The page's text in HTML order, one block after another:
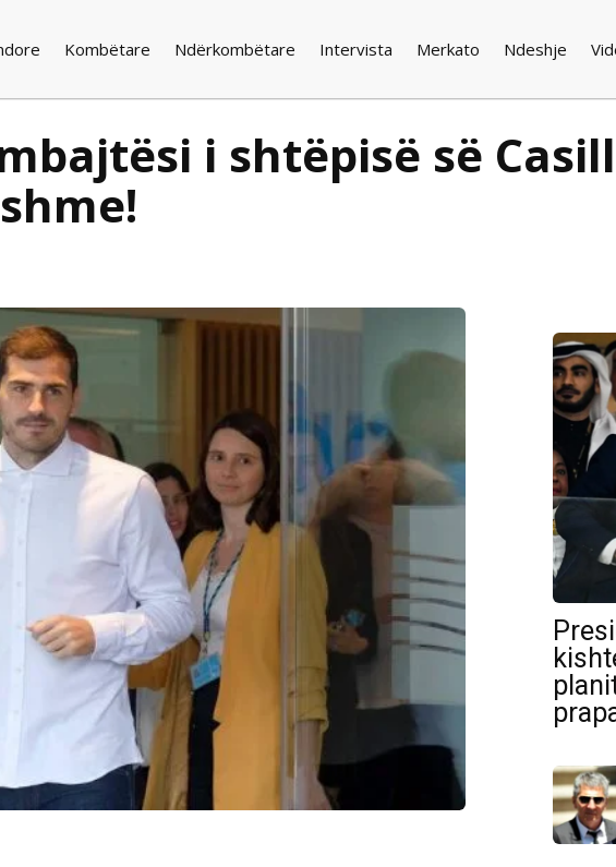
Kombëtare Ndërkombëtare Intervista Merkato Ndeshje
i shtëpisë së